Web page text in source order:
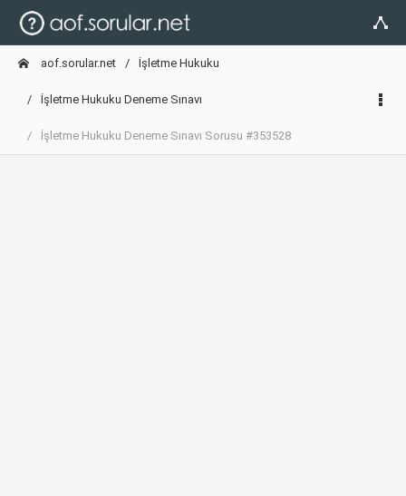
aof.sorular.net İşletme Hukuku
İşletme Hukuku Deneme Sınavı
İşletme Hukuku Deneme Sınavı Sorusu #353528